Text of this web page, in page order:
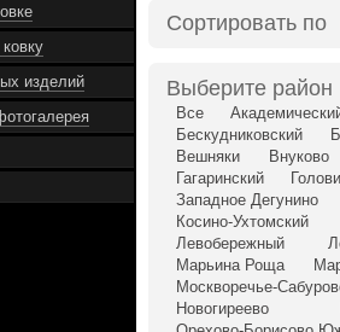
изделий
Сортировать по
Выберите район
Все
Бескудниковский
Вешняки
Внуково
Гагаринский
Западное Дегунино
Косино-Ухтомский
Левобережный
Марьина Роща
Москворечье-
Новогиреево